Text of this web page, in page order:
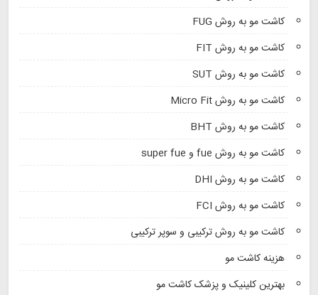
کاشت مو به روش FUG
کاشت مو به روش FIT
کاشت مو به روش SUT
کاشت مو به روش Micro Fit
کاشت مو به روش BHT
کاشت مو به روش fue و super fue
کاشت مو به روش DHI
کاشت مو به روش FCI
کاشت مو به روش ترکیبی و سوپر ترکیبی
هزینه کاشت مو
بهترین کلینیک و پزشک کاشت مو